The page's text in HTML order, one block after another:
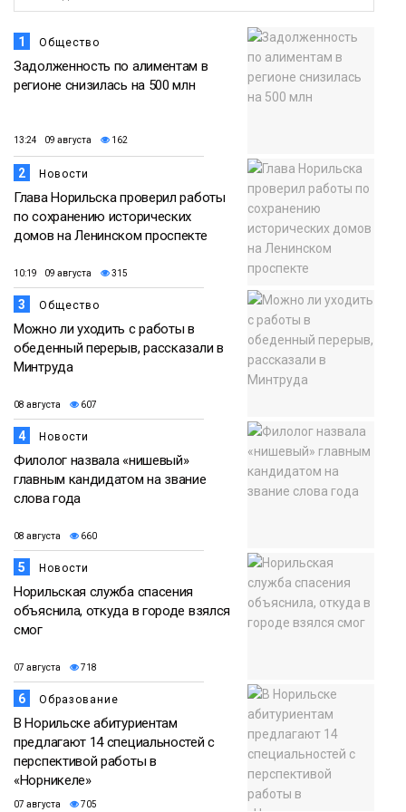
1 Общество
Задолженность по алиментам в
регионе снизилась на 500 млн
13:24 09 августа 162
2 Новости
Глава Норильска проверил работы
по сохранению исторических
домов на Ленинском проспекте
10:19 09 августа 315
3 Общество
Можно ли уходить с работы в
обеденный перерыв, рассказали в
Минтруда
08 августа 607
4 Новости
Филолог назвала «нишевый»
главным кандидатом на звание
слова года
08 августа 660
5 Новости
Норильская служба спасения
объяснила, откуда в городе взялся
смог
07 августа 718
6 Образование
В Норильске абитуриентам
предлагают 14 специальностей с
перспективой работы в
«Норникеле»
07 августа 705